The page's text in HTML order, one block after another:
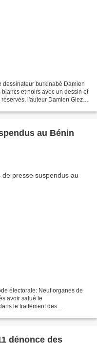
dessinateur burkinabè Damien
et noirs avec un dessin et
l'auteur Damien Glez
au Bénin
électorale: Neuf organes de
avoir salué le
le traitement des
dénonce des